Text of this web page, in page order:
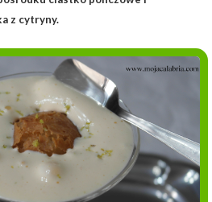
z cytryny.